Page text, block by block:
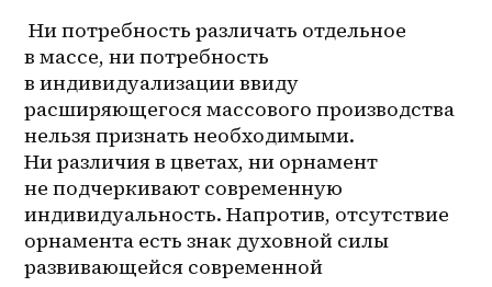
Ни потребность различать отдельное
в массе, ни потребность
в индивидуализации ввиду
расширяющегося массового производства
нельзя признать необходимыми.
Ни различия в цветах, ни орнамент
не подчеркивают современную
индивидуальность. Напротив, отсутствие
орнамента есть знак духовной силы
развивающейся современной